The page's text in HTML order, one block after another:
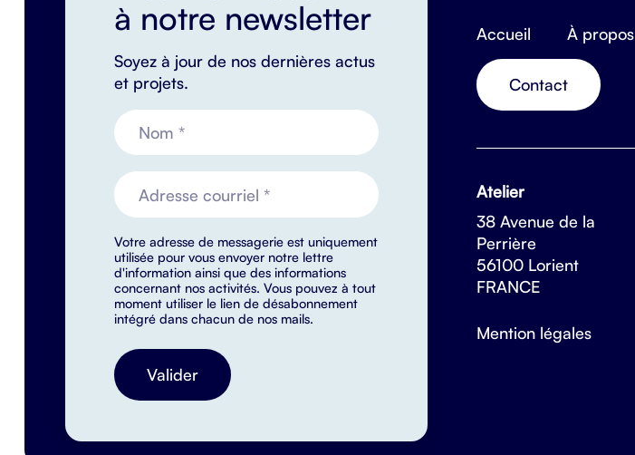
à notre newsletter
Soyez à jour de nos dernières actus
et projets.
Votre adresse de messagerie est uniquement
utilisée pour vous envoyer notre lettre
d'information ainsi que des informations
concernant nos activités. Vous pouvez à tout
moment utiliser le lien de désabonnement
intégré dans chacun de nos mails.
Accueil À propos
Contact
Atelier
38 Avenue de la
Perrière
56100 Lorient
FRANCE
Mention légales